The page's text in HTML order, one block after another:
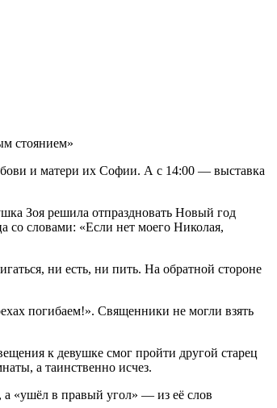
стоянием»
и матери их Софии. А с 14:00 — выставка
Зоя решила отпраздновать Новый год
со словами: «Если нет моего Николая,
ни есть, ни пить. На обратной стороне
погибаем!». Священники не могли взять
к девушке смог пройти другой старец
а таинственно исчез.
а «ушёл в правый угол» — из её слов